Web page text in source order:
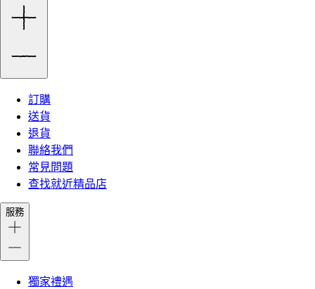
訂購
送貨
退貨
聯絡我們
常見問題
查找就近精品店
服務
獨家禮遇